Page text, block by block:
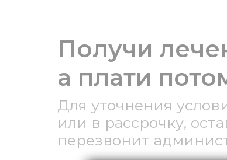
Получи
а плати
Для уточнения
или в рассрочку,
перезвонит